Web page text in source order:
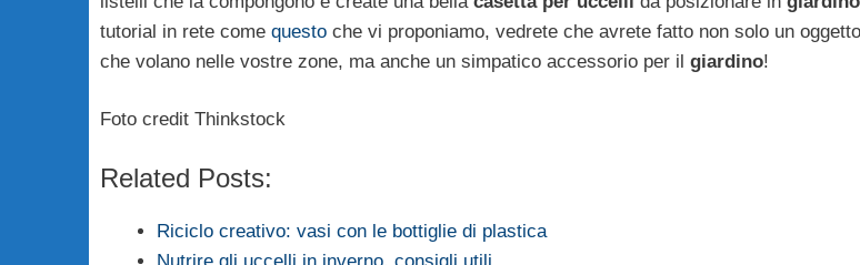
tutorial in rete come questoche vi proponiamo, vedrete che avrete fatto non solo un
che volano nelle vostre zone, ma anche un simpatico accessorio per il giardino!
Foto credit Thinkstock
Related Posts:
Riciclo creativo: vasi con le bottiglie di plastica
Nutrire gli uccelli in inverno, consigli utili